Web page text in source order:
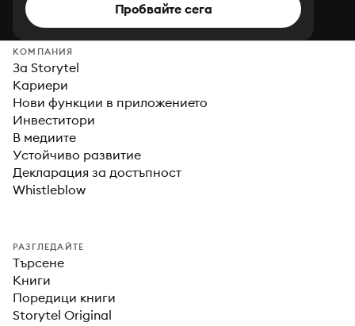
Пробвайте сега
КОМПАНИЯ
За Storytel
Кариери
Нови функции в приложението
Инвеститори
В медиите
Устойчиво развитие
Декларация за достъпност
Whistleblow
РАЗГЛЕДАЙТЕ
Търсене
Книги
Поредици книги
Storytel Original